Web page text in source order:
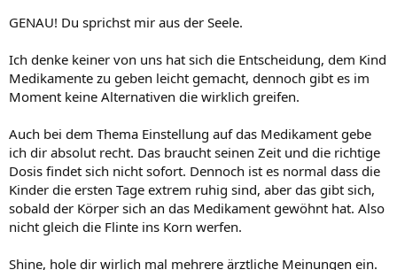
GENAU! Du sprichst mir aus der Seele.
Ich denke keiner von uns hat sich die Entscheidung, dem Kind
Medikamente zu geben leicht gemacht, dennoch gibt es im
Moment keine Alternativen die wirklich greifen.
Auch bei dem Thema Einstellung auf das Medikament gebe
ich dir absolut recht. Das braucht seinen Zeit und die richtige
Dosis findet sich nicht sofort. Dennoch ist es normal dass die
Kinder die ersten Tage extrem ruhig sind, aber das gibt sich,
sobald der Körper sich an das Medikament gewöhnt hat. Also
nicht gleich die Flinte ins Korn werfen.
Shine, hole dir wirlich mal mehrere ärztliche Meinungen ein.